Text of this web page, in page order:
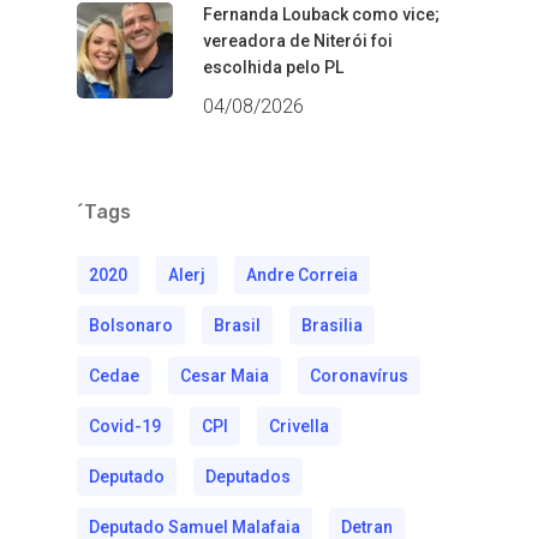
Fernanda Louback como vice;
vereadora de Niterói foi
escolhida pelo PL
04/08/2026
´Tags
2020 Alerj Andre Correia
Bolsonaro Brasil Brasilia
Cedae Cesar Maia Coronavírus
Covid-19 CPI Crivella
Deputado Deputados
Deputado Samuel Malafaia Detran